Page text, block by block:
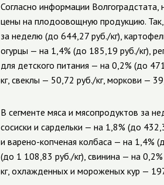
Согласно информации Волгоградстата,
цены на плодоовощную продукцию.
за неделю (до 644,27 руб./кг),
огурцы — на 1,4% (до 185,19 руб./кг),
для детского питания — на 0,2% (до
кг, свеклы — 50,72 руб./кг, моркови —
В сегменте мяса и мясопродуктов за
сосиски и сардельки — на 1,8% (до
и варено-копченая колбаса — на 1,4%
(до 1 108,83 руб./кг), свинина — на
кг, охлажденных и мороженых кур —